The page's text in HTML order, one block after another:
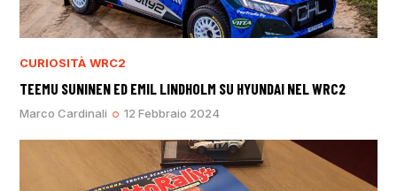
CURIOSITÀ WRC2
TEEMU SUNINEN ED EMIL LINDHOLM SU HYUNDAI NEL WRC2
Marco Cardinali 12 Febbraio 2024